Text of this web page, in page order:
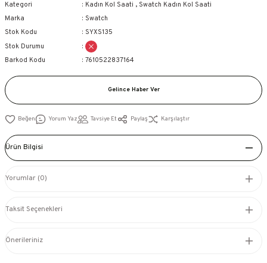
Kategori Kadın Kol Saati , Swatch Kadın Kol Saati
Marka
Swatch
Stok Kodu
SYXS135
Stok Durumu
Barkod Kodu
7610522837164
Gelince Haber Ver
Yorum Yaz Tavsiye Et Paylaş Karşılaştır
Ürün Bilgisi
Yorumlar (0)
Taksit Seçenekleri
Önerileriniz